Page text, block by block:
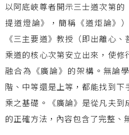
以阿底峽尊者開示三士道次第
提道燈論》，簡稱《道炬論》
《三主要道》教授（即出離心
乘道的核心次第安立出來，使修
融合為《廣論》的架構。無論
階、中等還是上等，都能找到下
乘之基礎。《廣論》是從凡夫到
的正確方法，內容包含了完整、